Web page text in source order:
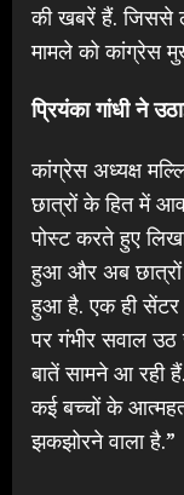
की खबरें हैं. जिससे
मामले को कांग्रेस
प्रियंका गांधी ने
कांग्रेस अध्यक्ष
छात्रों के हित में
पोस्ट करते हुए
हुआ और अब छात्रों
हुआ है. एक ही
पर गंभीर सवाल
बातें सामने आ रही
कई बच्चों के
झकझोरने वाला है.”